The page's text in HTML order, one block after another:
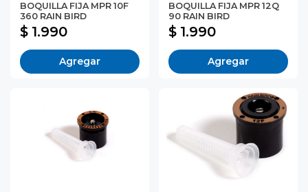
BOQUILLA FIJA MPR 10F
360 RAIN BIRD
$ 1.990
Agregar
BOQUILLA FIJA MPR 12Q
90 RAIN BIRD
$ 1.990
Agregar